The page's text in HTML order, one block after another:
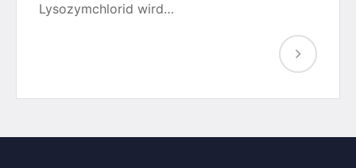
Lysozymchlorid wird…